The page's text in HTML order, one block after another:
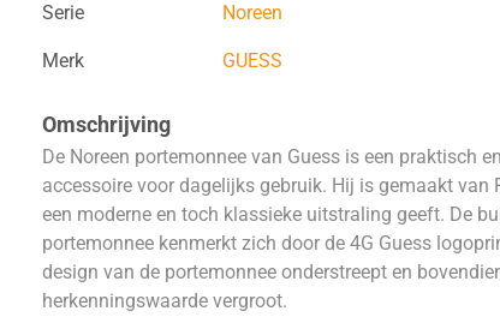
Serie Noreen
Merk GUESS
Omschrijving
De Noreen portemonnee van Guess is een praktisch
accessoire voor dagelijks gebruik. Hij is gemaakt van
een ​​moderne en toch klassieke uitstraling geeft. De
portemonnee kenmerkt zich door de 4G Guess
design van de portemonnee onderstreept en
herkenningswaarde vergroot.